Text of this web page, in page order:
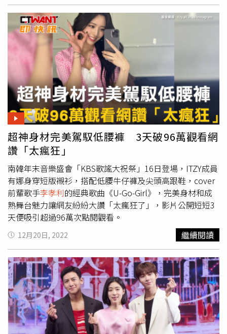
而已，所以，只要跟歐膩親近的話，就會有節目企劃送上
門」。嚴正化說：「是孝利先問我元萱的近況，我就說我可
以聯絡到她，後來她又問寶兒呢？剛好我也有她的手機號
碼，華莎則是我們本來就都認識，見面聊天時，聽到孝利提
出流浪團的計畫，從那時就很期待。」5人也笑稱，她們的
出道資歷加總起來共達129年，相當驚人。台灣觀眾很熟的
金元萱，為了這次節目抓緊時間練習，「我們5人的歌聲、
曲風、舞台形象都各有不同魅力，光是能聚在一起演出，我
就覺得足以成為節目最大看點」。嚴正化則表示幸好《車貞
淑醫生》在1月份就殺青了，她才能夠全心投入流浪團的演
出，令她印象深刻的是演出時，台下觀眾都改口喊她「貞淑
歐膩」。5大唱跳天后齊聚，歷加總達129年相當驚人。
（圖／愛奇藝國際站提供）鮮少參加綜藝實境秀的寶兒，也
在節目中展現愛撒嬌的可愛一面，現在已經是SM娛樂公司
理事的她說：「最近不管到哪，我都不是年紀最小的那個，
沒想到會在節目裡被姐姐們喊寶寶，心情很好。」不過她也
笑說：「我覺得自己有點像是遇到求職詐騙的感覺，本來說
好要吃遍各地美食，然後稍微穿插一些表演，但是真的加入
後才發現，飯也吃不上，光讓我們忙著幹活，而且看到姐姐
們的舞台服裝，我也越穿越性感，高跟鞋越穿越高，覺得不
能輸給她們。」成員中年紀最小的華莎表示，她參加
《DANCE歌手流浪團》消除了憂慮，「我前陣子對舞台有
點失去興趣，在倦怠期時收到節目邀約，讓我找回了初心，
要是沒參加節目的話，我現在應該會在山裡修行吧！」第一
集中，流浪團成員出席韓國最大規模的櫻花慶典「2023鎮
海軍港節」，李孝利準備了夯曲〈10 Minutes〉，前往演出
地點的遊覽車上，已婚的李孝利笑稱，現在再唱〈10
超神身材完美駕馭低腰褲 3天破96萬觀看網
讚「太瘋狂」
南韓年末音樂盛會「KBS歌謠大祝祭」16日登場，ITZY成員
有娜身穿短版襯衫，搭配低腰牛仔褲及尖頭高跟鞋，cover
前輩歌手李孝利的經典歌曲《U-Go-Girl》，完美身材和成
熟舞台魅力讓網友紛紛大讚「太瘋狂了」，影片公開短短3
天便吸引超過96萬次點閱觀看。
12月20日, 2022 繼續閱讀